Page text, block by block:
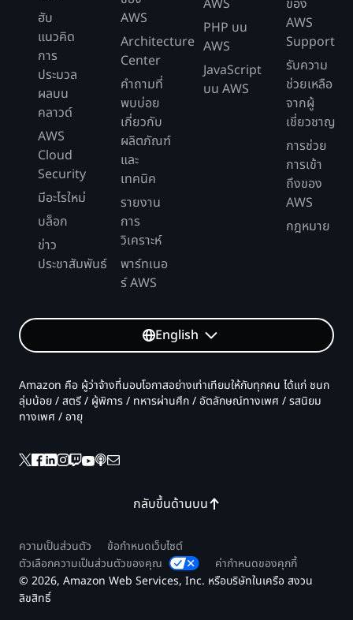
ฮับ
แนวคิด
การ
ประมวล
ผลบน
คลาวด์
AWS
Cloud
Security
มีอะไรใหม่
บล็อก
ข่าว
ประชาสัมพันธ์
AWS
Architecture
Center
คำถามที่
พบบ่อย
เกี่ยวกับ
ผลิตภัณฑ์
และ
เทคนิค
รายงาน
การ
วิเคราะห์
พาร์ทเนอ
ร์ AWS
AWS
PHP บน
AWS
JavaScript
บน AWS
ของ
AWS
Support
รับความ
ช่วยเหลือ
จากผู้
เชี่ยวชาญ
การช่วย
การเข้า
ถึงของ
AWS
กฎหมาย
English
กลับขึ้นด้านบน
Amazon คือ ผู้ว่าจ้างที่มอบโอกาสอย่างเท่าเทียมให้กับทุกคน ได้แก่ ชนก
ลุ่มน้อย / สตรี / ผู้พิการ / ทหารผ่านศึก / อัตลักษณ์ทางเพศ / รสนิยม
ทางเพศ / อายุ
ความเป็นส่วนตัว
ข้อกำหนดเว็บไซต์
ตัวเลือกความเป็นส่วนตัวของคุณ
ค่ากำหนดของคุกกี้
© 2026, Amazon Web Services, Inc. หรือบริษัทในเครือ สงวน
ลิขสิทธิ์